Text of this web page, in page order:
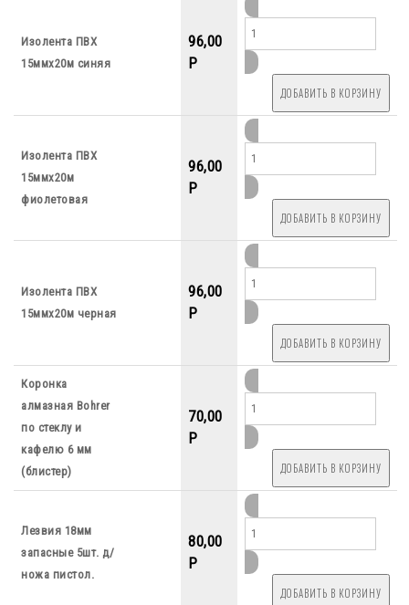
Изолента ПВХ
15ммх20м синяя
96,00
P
Изолента ПВХ
15ммх20м
фиолетовая
96,00
P
Изолента ПВХ
15ммх20м черная
96,00
P
Коронка
алмазная Bohrer
по стеклу и
кафелю 6 мм
(блистер)
70,00
P
Лезвия 18мм
запасные 5шт. д/
ножа пистол.
80,00
P